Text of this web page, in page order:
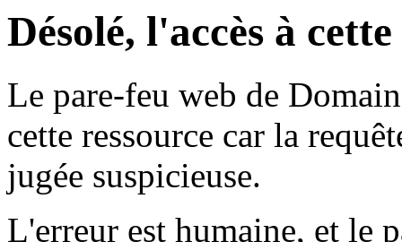
Désolé, l'accès à
Le pare-feu web de
cette ressource car la
jugée suspicieuse.
L'erreur est humaine, et le